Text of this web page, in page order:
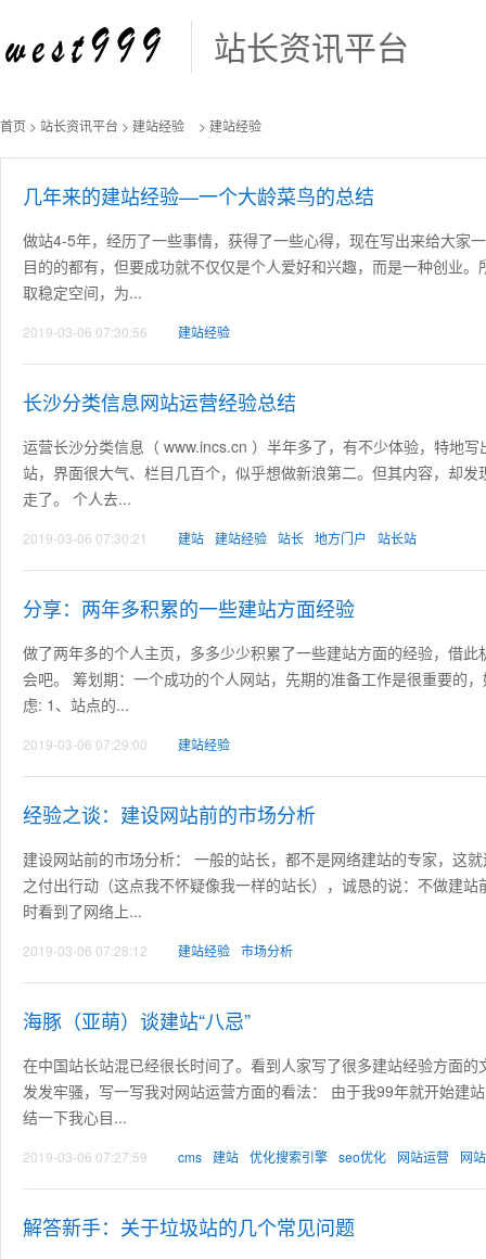
站长资讯平台
首页 > 站长资讯平台 > 建站经验 > 建站经验
几年来的建站经验—一个大龄菜鸟的总结
做站4-5年，经历了一些事情，获得了一些心得，现在写出来给大家
目的的都有，但要成功就不仅仅是个人爱好和兴趣，而是一种创业
取稳定空间，为...
2019-03-06 07:30:56 建站经验
长沙分类信息网站运营经验总结
运营长沙分类信息（ www.incs.cn ）半年多了，有不少体验，特地
站，界面很大气、栏目几百个，似乎想做新浪第二。但其内容，却
走了。 个人去...
2019-03-06 07:30:21 建站 建站经验 站长 地方门户 站长站
分享：两年多积累的一些建站方面经验
做了两年多的个人主页，多多少少积累了一些建站方面的经验，借
会吧。 筹划期：一个成功的个人网站，先期的准备工作是很重要的
虑: 1、站点的...
2019-03-06 07:29:00 建站经验
经验之谈：建设网站前的市场分析
建设网站前的市场分析： 一般的站长，都不是网络建站的专家，这
之付出行动（这点我不怀疑像我一样的站长），诚恳的说：不做建
时看到了网络上...
2019-03-06 07:28:12 建站经验 市场分析
海豚（亚萌）谈建站“八忌”
在中国站长站混已经很长时间了。看到人家写了很多建站经验方面
发发牢骚，写一写我对网站运营方面的看法： 由于我99年就开始建
结一下我心目...
2019-03-06 07:27:59 cms 建站 优化搜索引擎 seo优化 网站运营 网
解答新手：关于垃圾站的几个常见问题